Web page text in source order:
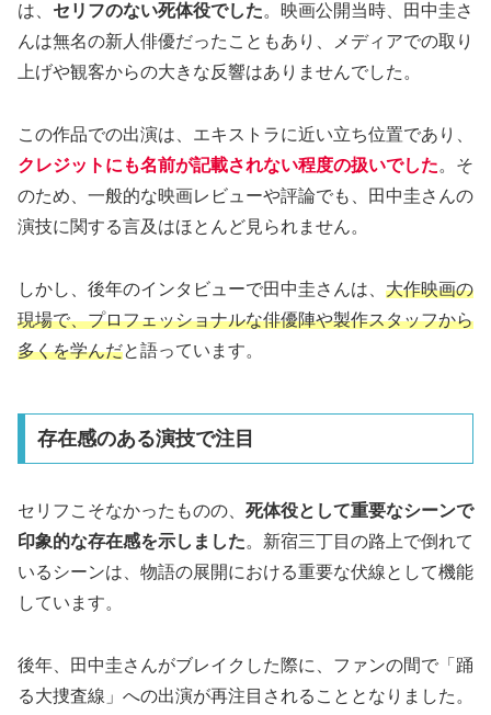
は、 セリフのない死体役でした。映画公開当時、田中圭さ
んは無名の新人俳優だったこともあり、メディアでの取り
上げや観客からの大きな反響はありませんでした。
この作品での出演は、エキストラに近い立ち位置であり、
クレジットにも名前が記載されない程度の扱いでした。そ
のため、一般的な映画レビューや評論でも、田中圭さんの
演技に関する言及はほとんど見られません。
しかし、後年のインタビューで田中圭さんは、 大作映画の
現場で、プロフェッショナルな俳優陣や製作スタッフから
多くを学んだと語っています。
存在感のある演技で注目
セリフこそなかったものの、 死体役として重要なシーンで
印象的な存在感を示しました。新宿三丁目の路上で倒れて
いるシーンは、物語の展開における重要な伏線として機能
しています。
後年、田中圭さんがブレイクした際に、ファンの間で「踊
る大捜査線」への出演が再注目されることとなりました。